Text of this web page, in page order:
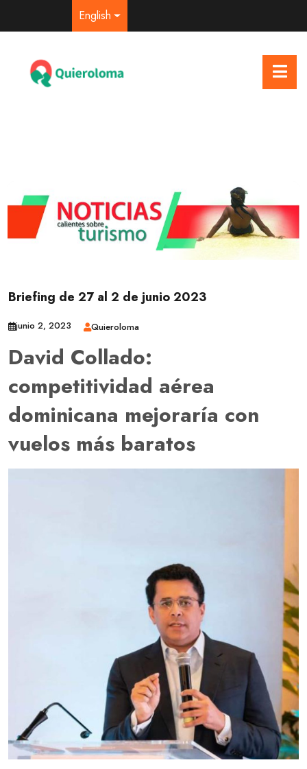
English
Briefing de 27 al 2 de junio 2023
junio 2, 2023 Quieroloma
David Collado:
competitividad aérea
dominicana mejoraría con
vuelos más baratos